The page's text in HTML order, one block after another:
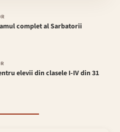
complet al Sarbatorii
elevii din clasele I-IV din 31